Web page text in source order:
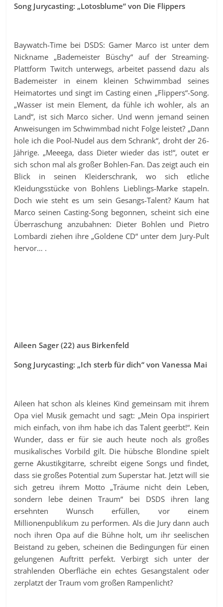
Song Jurycasting: „Lotosblume“ von Die Flippers
Baywatch-Time bei DSDS: Gamer Marco ist unter dem
Nickname „Bademeister Büschy“ auf der Streaming-
Plattform Twitch unterwegs, arbeitet passend dazu als
Bademeister in einem kleinen Schwimmbad seines
Heimatortes und singt im Casting einen „Flippers“-Song.
„Wasser ist mein Element, da fühle ich wohler, als an
Land“, ist sich Marco sicher. Und wenn jemand seinen
Anweisungen im Schwimmbad nicht Folge leistet? „Dann
hole ich die Pool-Nudel aus dem Schrank“, droht der 26-
Jährige. „Meeega, dass Dieter wieder das ist!“, outet er
sich schon mal als großer Bohlen-Fan. Das zeigt auch ein
Blick in seinen Kleiderschrank, wo sich etliche
Kleidungsstücke von Bohlens Lieblings-Marke stapeln.
Doch wie steht es um sein Gesangs-Talent? Kaum hat
Marco seinen Casting-Song begonnen, scheint sich eine
Überraschung anzubahnen: Dieter Bohlen und Pietro
Lombardi ziehen ihre „Goldene CD“ unter dem Jury-Pult
hervor… .
Aileen Sager (22) aus Birkenfeld
Song Jurycasting: „Ich sterb für dich“ von Vanessa Mai
Aileen hat schon als kleines Kind gemeinsam mit ihrem
Opa viel Musik gemacht und sagt: „Mein Opa inspiriert
mich einfach, von ihm habe ich das Talent geerbt!“. Kein
Wunder, dass er für sie auch heute noch als großes
musikalisches Vorbild gilt. Die hübsche Blondine spielt
gerne Akustikgitarre, schreibt eigene Songs und findet,
dass sie großes Potential zum Superstar hat. Jetzt will sie
sich getreu ihrem Motto „Träume nicht dein Leben,
sondern lebe deinen Traum“ bei DSDS ihren lang
ersehnten Wunsch erfüllen, vor einem
Millionenpublikum zu performen. Als die Jury dann auch
noch ihren Opa auf die Bühne holt, um ihr seelischen
Beistand zu geben, scheinen die Bedingungen für einen
gelungenen Auftritt perfekt. Verbirgt sich unter der
strahlenden Oberfläche ein echtes Gesangstalent oder
zerplatzt der Traum vom großen Rampenlicht?